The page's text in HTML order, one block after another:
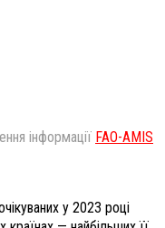
інформації FAO-AMIS
у 2023 році